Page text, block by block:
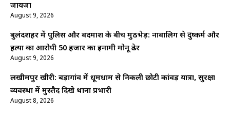
जायजा
August 9, 2026
बुलंदशहर में पुलिस और बदमाश के बीच मुठभेड़: नाबालिग से दुष्कर्म और
हत्या का आरोपी 50 हजार का इनामी मोनू ढेर
August 9, 2026
लखीमपुर खीरी: बड़ागांव में धूमधाम से निकली छोटी कांवड़ यात्रा, सुरक्षा
व्यवस्था में मुस्तैद दिखे थाना प्रभारी
August 8, 2026